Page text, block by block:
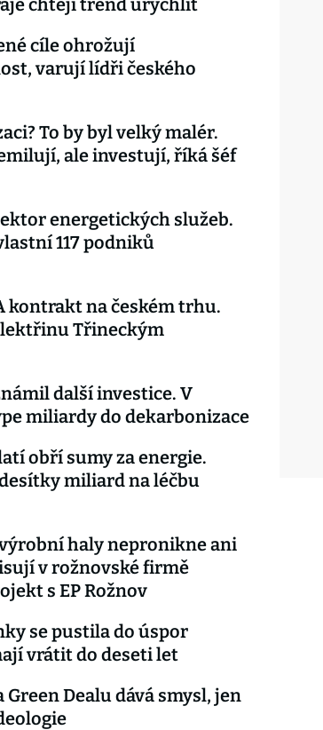
chtějí trend urychlit
cíle ohrožují
varují lídři českého
To by byl velký malér.
ale investují, říká šéf
energetických služeb.
117 podniků
kontrakt na českém trhu.
Třineckým
další investice. V
miliardy do dekarbonizace
obří sumy za energie.
miliard na léčbu
haly nepronikne ani
v rožnovské firmě
s EP Rožnov
se pustila do úspor
vrátit do deseti let
Dealu dává smysl, jen